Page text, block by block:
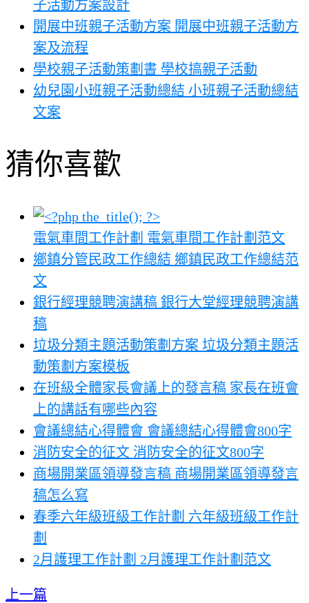
子活動方案設計
開展中班親子活動方案 開展中班親子活動方
案及流程
學校親子活動策劃書 學校搞親子活動
幼兒園小班親子活動總結 小班親子活動總結
文案
猜你喜歡
電氣車間工作計劃 電氣車間工作計劃范文
鄉鎮分管民政工作總結 鄉鎮民政工作總結范
文
銀行經理競聘演講稿 銀行大堂經理競聘演講
稿
垃圾分類主題活動策劃方案 垃圾分類主題活
動策劃方案模板
在班級全體家長會議上的發言稿 家長在班會
上的講話有哪些內容
會議總結心得體會 會議總結心得體會800字
消防安全的征文 消防安全的征文800字
商場開業區領導發言稿 商場開業區領導發言
稿怎么寫
春季六年級班級工作計劃 六年級班級工作計
劃
2月護理工作計劃 2月護理工作計劃范文
上一篇